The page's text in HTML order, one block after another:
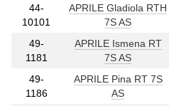
44-
10101
APRILE Gladiola RTH
7S AS
49-
1181
APRILE Ismena RT
7S AS
49-
1186
APRILE Pina RT 7S
AS